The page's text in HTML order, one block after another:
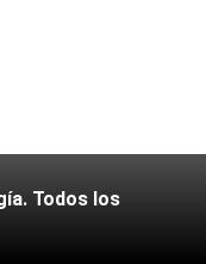
Todos los